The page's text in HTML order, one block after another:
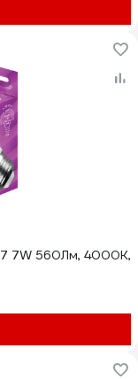
7W 560Лм, 4000K,